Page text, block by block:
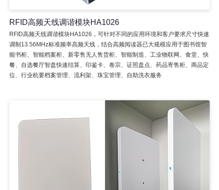
RFID高频天线调谐模块HA1026
RFID高频天线调谐模块HA1026，可针对不同的应用环境和客户要求尺寸快速
调制13.56MHz标准频率高频天线，结合高频阅读器已大规模应用于图书馆智
能书柜、智能档案柜、新零售无人售货柜、智能制造、工业物联网、食堂、快
餐、自选餐厅智盘快速结算、印鉴卡、卷宗、证照盘点、药品寄售柜、商品定
位、行业机要档案管理、流利架、珠宝管理、自助洗衣服务